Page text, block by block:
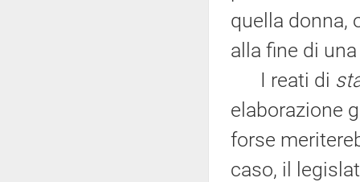
quella donna,
alla fine di
I reati di
elaborazione
forse
caso, il